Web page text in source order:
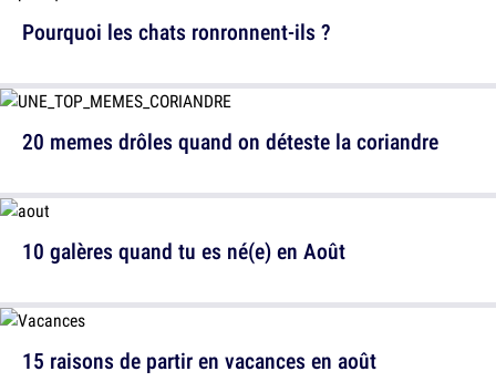
20 memes drôles quand on déteste la coriandre
15 raisons de partir en vacances en août
Pourquoi les chats ronronnent-ils ?
10 galères quand tu es né(e) en Août